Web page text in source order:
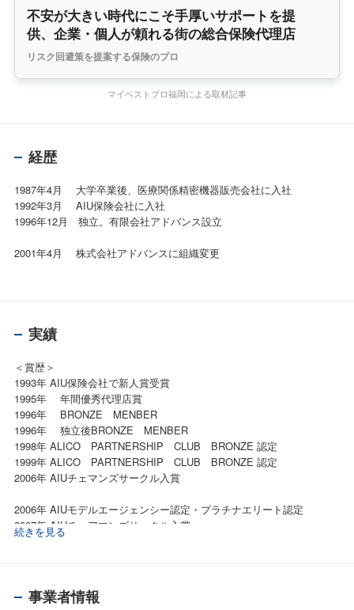
不安が大きい時代にこそ手厚いサポートを提
供、企業・個人が頼れる街の総合保険代理店
リスク回避策を提案する保険のプロ
マイベストプロ福岡による取材記事
経歴
1987年4月 大学卒業後、医療関係精密機器販売会社に入社
1992年3月 AIU保険会社に入社
1996年12月 独立。有限会社アドバンス設立
2001年4月 株式会社アドバンスに組織変更
実績
＜賞歴＞
1993年 AIU保険会社で新人賞受賞
1995年 年間優秀代理店賞
1996年 BRONZE MENBER
1996年 独立後BRONZE MENBER
1998年 ALICO PARTNERSHIP CLUB BRONZE 認定
1999年 ALICO PARTNERSHIP CLUB BRONZE 認定
2006年 AIUチェマンズサークル入賞
2006年 AIUモデルエージェンシー認定・プラチナエリート認定
2007年 AIUチェアマンズサークル入賞
2009年 プラチナエリート認定
続きを見る
事業者情報